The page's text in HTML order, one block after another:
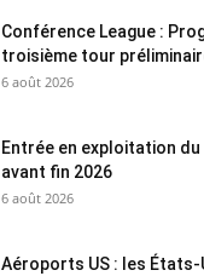
Conférence League :
troisième tour
6 août 2026
Entrée en exploitation du
avant fin 2026
6 août 2026
Aéroports US : les